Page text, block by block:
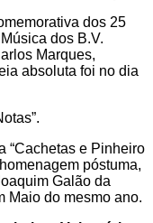
dos 25
dos B.V.
Marques,
absoluta foi no dia
“Cachetas e Pinheiro
póstuma,
Galão da
Maio do mesmo ano.